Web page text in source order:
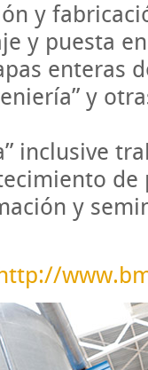
y
y puesta
enteras
y
inclusive
de
y